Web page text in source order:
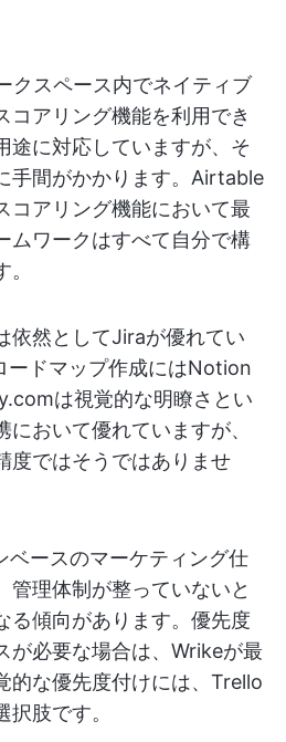
クスペース内でネイティブ
コアリング機能を利用でき
途に対応していますが、そ
手間がかかります。Airtable
コアリング機能において最
ムワークはすべて自分で構
依然としてJiraが優れてい
ードマップ作成にはNotion
は視覚的な明瞭さとい
において優れていますが、
度ではそうではありませ
ベースのマーケティング仕
管理体制が整っていないと
る傾向があります。優先度
が必要な場合は、Wrikeが最
的な優先度付けには、Trello
肢です。